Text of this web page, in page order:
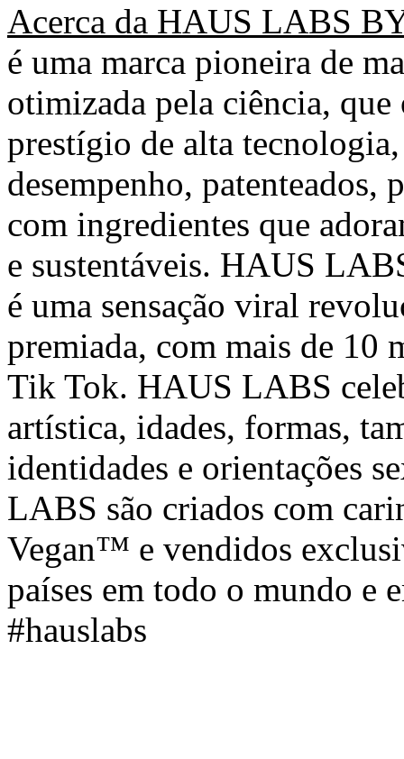
Acerca da HAUS LABS
é uma marca pioneira de
otimizada pela ciência, que
prestígio de alta
desempenho,
com ingredientes que
e sustentáveis. HAUS
é uma sensação viral
premiada, com mais de 10
Tik Tok. HAUS LABS
artística, idades, formas,
identidades e orientações
LABS são criados com
Vegan™ e vendidos
países em todo o mundo e
#hauslabs